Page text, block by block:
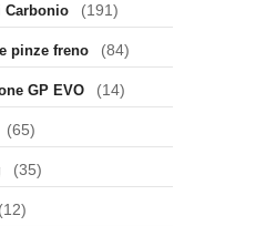
Carbonio (191)
pinze freno (84)
GP EVO (14)
(65)
(35)
(12)